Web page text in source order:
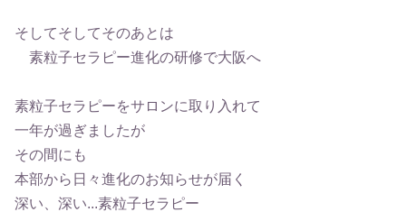
そしてそしてそのあとは
素粒子セラピー進化の研修で大阪へ
素粒子セラピーをサロンに取り入れて
一年が過ぎましたが
その間にも
本部から日々進化のお知らせが届く
深い、深い...素粒子セラピー